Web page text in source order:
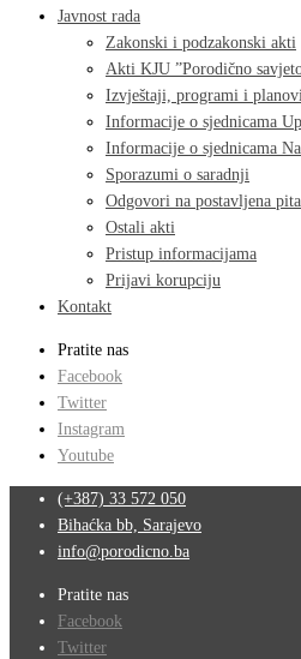
Javnost rada
Zakonski i podzakonski akti
Akti KJU ”Porodično
Izvještaji, programi i
Informacije o sjednicama
Informacije o sjednicama
Sporazumi o saradnji
Odgovori na postavljena
Ostali akti
Pristup informacijama
Prijavi korupciju
Kontakt
Pratite nas
Facebook
Twitter
Instagram
Youtube
(+387) 33 572 050
Bihaćka bb, Sarajevo
info@porodicno.ba
Pratite nas
Facebook
Twitter